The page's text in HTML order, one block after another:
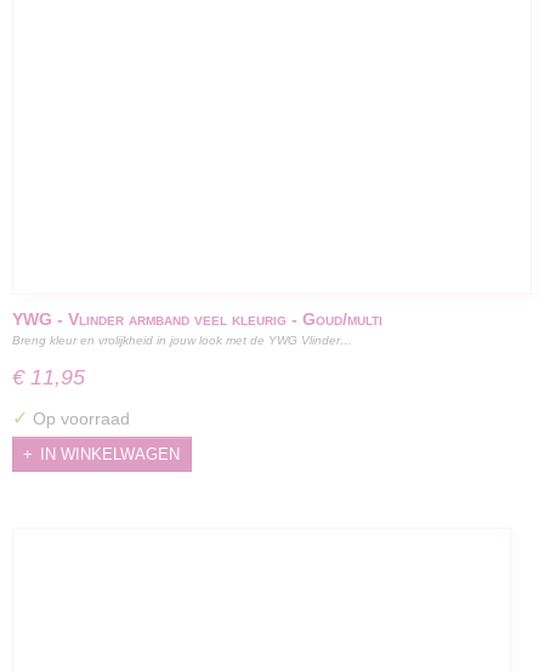
YWG - Vlinder armband veel kleurig - Goud/multi
Breng kleur en vrolijkheid in jouw look met de YWG Vlinder…
€ 11,95
✓ Op voorraad
IN WINKELWAGEN